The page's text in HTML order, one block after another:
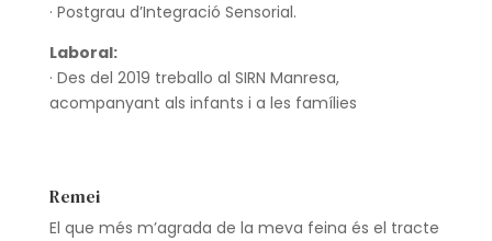
· Postgrau d’Integració Sensorial.
Laboral:
· Des del 2019 treballo al SIRN Manresa,
acompanyant als infants i a les famílies
Remei
El que més m’agrada de la meva feina és el tracte